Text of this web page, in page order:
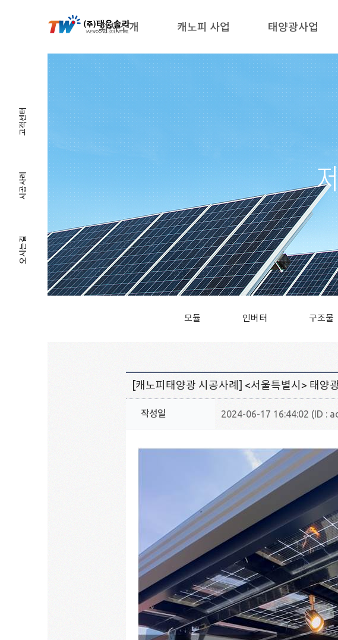
회사소개 캐노피 사업 태양광사업
오시는길
시공사례
고객센터
모듈 인버터 구조물
[캐노피태양광 시공사례] <서울특별시> 태양
작성일 2024-06-17 16:44:02 (ID :